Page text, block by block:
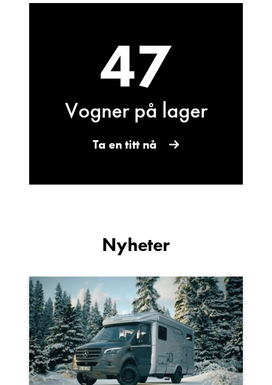
Bjarne Eide
Kundemottak Verksted / Deler
Vis telefon
Einar Fylling
Bilmekaniker
47
Vogner på lager
Ta en titt nå
Nyheter